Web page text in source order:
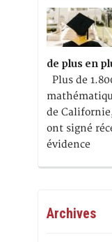
de plus en
Plus de
de
ont signé
évidence
Archives